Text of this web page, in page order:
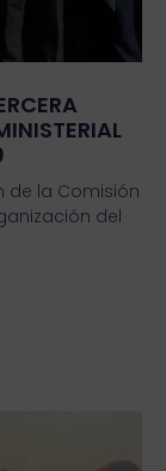
de la Comisión
del